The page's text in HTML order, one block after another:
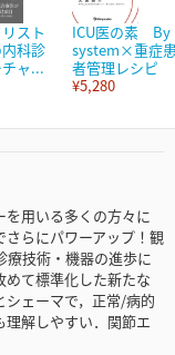
スト
科診
ャ...
ICU医の素 By
system×重症
者管理レシピ
¥5,280
用いる多くの方々に
らにパワーアップ！観
療技術・機器の進歩に
て標準化した新たな
シェーマで，正常/病的
解しやすい．関節エ